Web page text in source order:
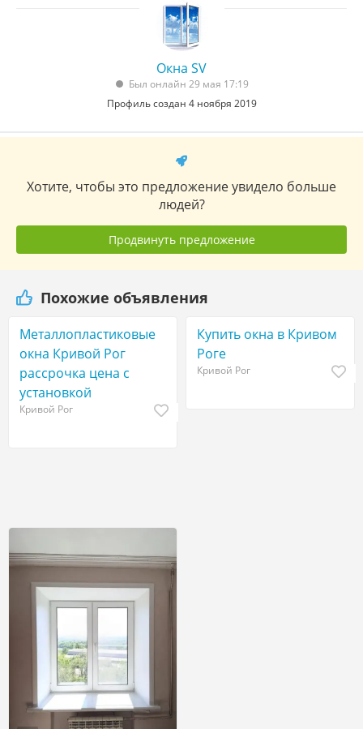
Окна SV
Был онлайн 29 мая 17:19
Профиль создан 4 ноября 2019
Хотите, чтобы это предложение увидело больше
людей?
Продвинуть предложение
Похожие объявления
Металлопластиковые
окна Кривой Рог
рассрочка цена с
установкой
Кривой Рог
Купить окна в Кривом
Роге
Кривой Рог